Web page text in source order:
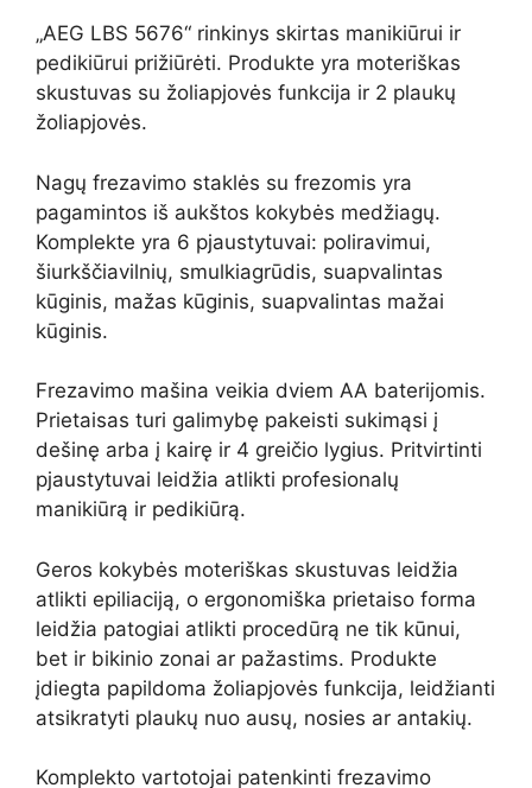
„AEG LBS 5676“ rinkinys skirtas manikiūrui ir
pedikiūrui prižiūrėti. Produkte yra moteriškas
skustuvas su žoliapjovės funkcija ir 2 plaukų
žoliapjovės.
Nagų frezavimo staklės su frezomis yra
pagamintos iš aukštos kokybės medžiagų.
Komplekte yra 6 pjaustytuvai: poliravimui,
šiurkščiavilnių, smulkiagrūdis, suapvalintas
kūginis, mažas kūginis, suapvalintas mažai
kūginis.
Frezavimo mašina veikia dviem AA baterijomis.
Prietaisas turi galimybę pakeisti sukimąsi į
dešinę arba į kairę ir 4 greičio lygius. Pritvirtinti
pjaustytuvai leidžia atlikti profesionalų
manikiūrą ir pedikiūrą.
Geros kokybės moteriškas skustuvas leidžia
atlikti epiliaciją, o ergonomiška prietaiso forma
leidžia patogiai atlikti procedūrą ne tik kūnui,
bet ir bikinio zonai ar pažastims. Produkte
įdiegta papildoma žoliapjovės funkcija, leidžianti
atsikratyti plaukų nuo ausų, nosies ar antakių.
Komplekto vartotojai patenkinti frezavimo